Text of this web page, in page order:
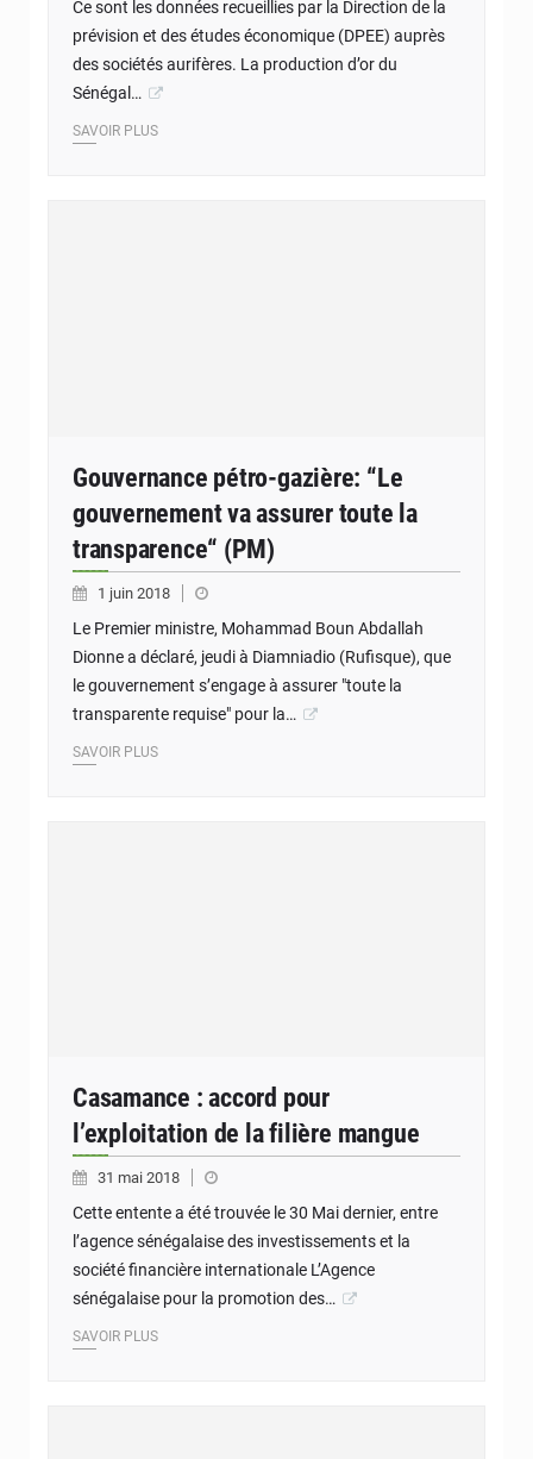
Ce sont les données recueillies par la Direction de la
prévision et des études économique (DPEE) auprès
des sociétés aurifères. La production d’or du
Sénégal…
SAVOIR PLUS
Gouvernance pétro-gazière: “Le
gouvernement va assurer toute la
transparence“ (PM)
1 juin 2018
Le Premier ministre, Mohammad Boun Abdallah
Dionne a déclaré, jeudi à Diamniadio (Rufisque), que
le gouvernement s’engage à assurer "toute la
transparente requise" pour la…
SAVOIR PLUS
Casamance : accord pour
l’exploitation de la filière mangue
31 mai 2018
Cette entente a été trouvée le 30 Mai dernier, entre
l’agence sénégalaise des investissements et la
société financière internationale L’Agence
sénégalaise pour la promotion des…
SAVOIR PLUS